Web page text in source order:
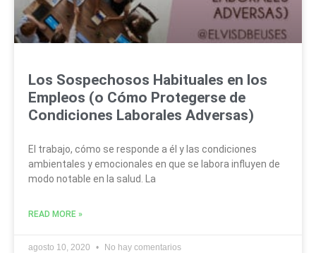
Los Sospechosos Habituales en los
Empleos (o Cómo Protegerse de
Condiciones Laborales Adversas)
El trabajo, cómo se responde a él y las condiciones
ambientales y emocionales en que se labora influyen de
modo notable en la salud. La
READ MORE »
agosto 10, 2020 No hay comentarios